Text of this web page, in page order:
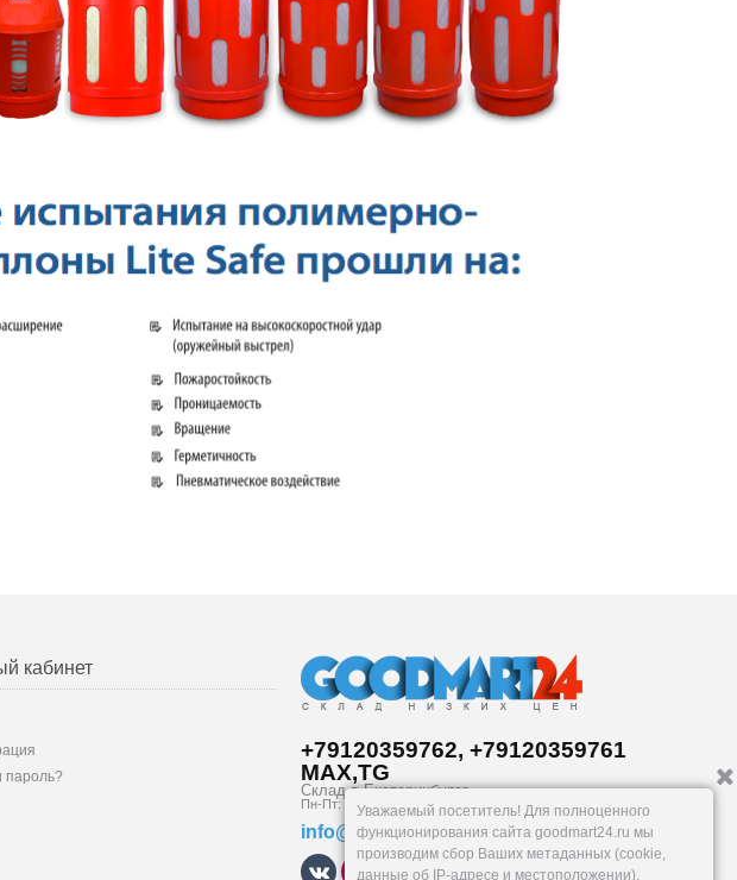
кабинет
пароль?
+79120359762, +79120359761
MAX,TG
Склад вЕкатеринбурге
Пн-Пт: 10-19, Сб, Вс: вых.
info@goodmart24.ru
Уважаемый посетитель! Для полноценного
функционирования сайта goodmart24.ru мы
производим сбор Ваших метаданных (cookie,
данные об IP-адресе и местоположении).